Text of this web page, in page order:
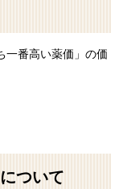
一番高い薬価」の価
ついて